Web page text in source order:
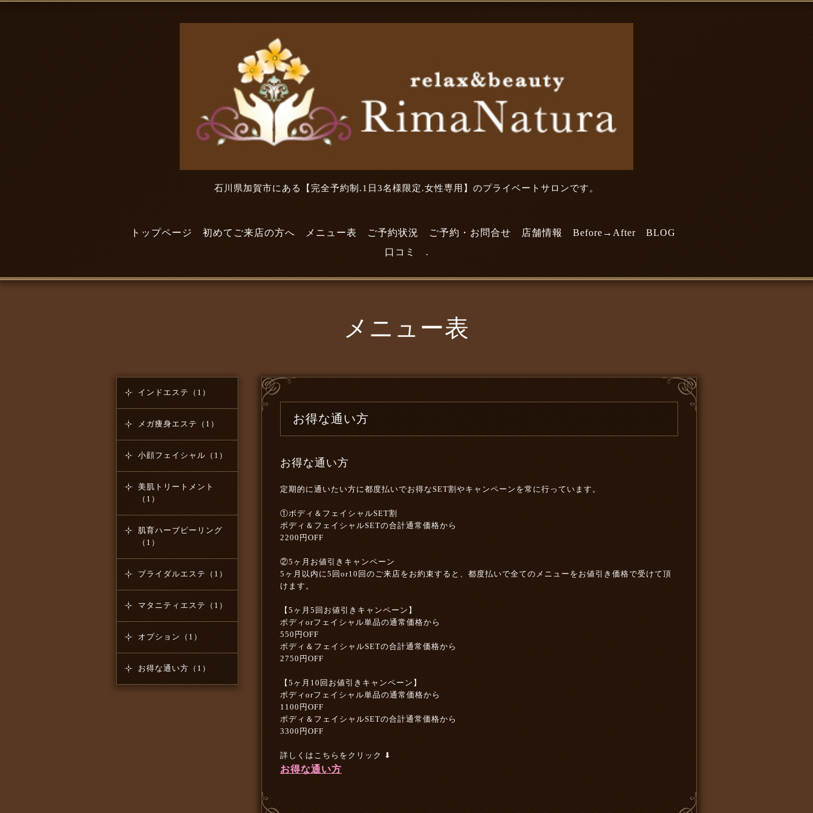
石川県加賀市にある【完全予約制.1日3名様限定.女性専用】のプライベートサロンです。
トップページ 初めてご来店の方へ メニュー表 ご予約状況 ご予約・お問合せ 店舗情報 Before→After
BLOG
口コミ
.
メニュー表
お得な通い方
お得な通い方
定期的に通いたい方に都度払いでお得なSET割やキャンペーンを常に行っています。
①ボディ＆フェイシャルSET割
ボディ＆フェイシャルSETの合計通常価格から
2200円OFF
②5ヶ月お値引きキャンペーン
5ヶ月以内に5回or10回のご来店をお約束すると、 都度払いで全てのメニューを お値引き価格で受けて頂
けます。
【5ヶ月5回お値引きキャンペーン】
ボディorフェイシャル単品の通常価格から
550円OFF
ボディ＆フェイシャルSETの合計通常価格から
2750円OFF
【5ヶ月10回お値引きキャンペーン】
ボディorフェイシャル単品の通常価格から
1100円OFF
ボディ＆フェイシャルSETの合計通常価格から
3300円OFF
詳しくはこちらをクリック ⬇︎
お得な通い方
インドエステ（1）
メガ痩身エステ（1）
小顔フェイシャル（1）
美肌トリートメント
（1）
肌育ハーブピーリング
（1）
ブライダルエステ（1）
マタニティエステ（1）
オプション（1）
お得な通い方（1）